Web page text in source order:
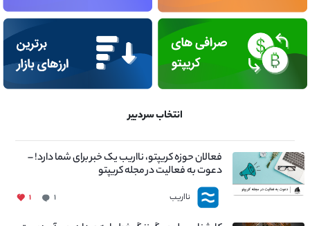
انتخاب سردبیر
فعالان حوزه کریپتو، نااریب یک خبر برای شما دارد! –
دعوت به فعالیت در مجله کریپتو
نااریب ۱ ۱